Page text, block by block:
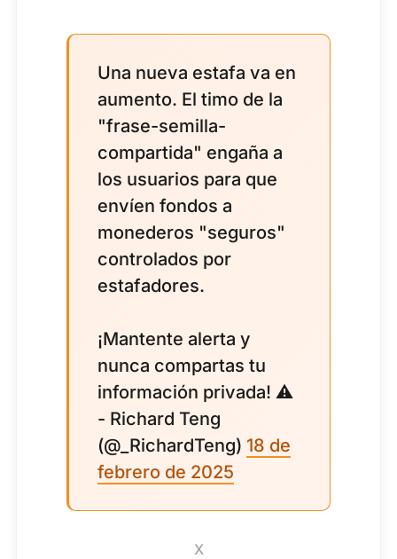
Una nueva estafa va en
aumento. El timo de la
"frase-semilla-
compartida" engaña a
los usuarios para que
envíen fondos a
monederos "seguros"
controlados por
estafadores.
¡Mantente alerta y
nunca compartas tu
información privada! ⚠️
- Richard Teng
(@_RichardTeng) 18 de
febrero de 2025
X